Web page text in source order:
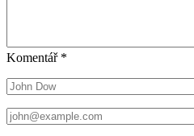
Komentář *